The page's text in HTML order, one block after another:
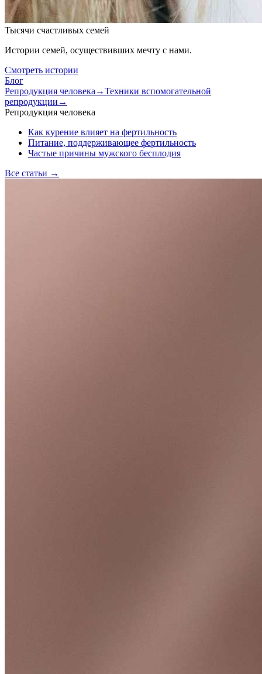
Тысячи счастливых семей
Истории семей, осуществивших мечту с нами.
Смотреть истории
Блог
Репродукция человека →Техники вспомогательной
репродукции →
Репродукция человека
Как курение влияет на фертильность
Питание, поддерживающее фертильность
Частые причины мужского бесплодия
Все статьи →